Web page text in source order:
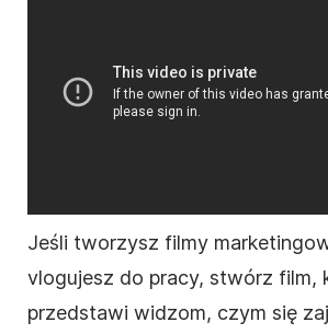
Jeśli tworzysz filmy
vlogujesz do pracy, stwórz film,
przedstawi widzom, czym się